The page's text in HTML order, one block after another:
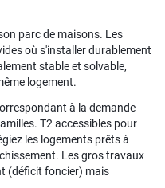
parc de maisons. Les
où s'installer durablement
stable et solvable,
logement.
à la demande
T2 accessibles pour
les logements prêts à
Les gros travaux
(déficit foncier) mais